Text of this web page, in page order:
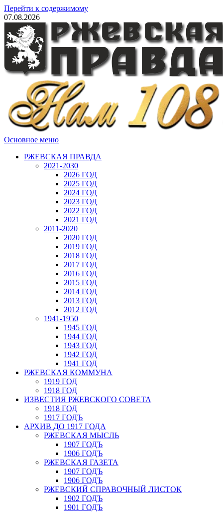
Перейти к содержимому
07.08.2026
Основное меню
РЖЕВСКАЯ ПРАВДА
2021-2030
2026 ГОД
2025 ГОД
2024 ГОД
2023 ГОД
2022 ГОД
2021 ГОД
2011-2020
2020 ГОД
2019 ГОД
2018 ГОД
2017 ГОД
2016 ГОД
2015 ГОД
2014 ГОД
2013 ГОД
2012 ГОД
1941-1950
1945 ГОД
1944 ГОД
1943 ГОД
1942 ГОД
1941 ГОД
РЖЕВСКАЯ КОММУНА
1919 ГОД
1918 ГОД
ИЗВЕСТИЯ РЖЕВСКОГО СОВЕТА
1918 ГОД
1917 ГОДЪ
АРХИВ ДО 1917 ГОДА
РЖЕВСКАЯ МЫСЛЬ
1907 ГОДЪ
1906 ГОДЪ
РЖЕВСКАЯ ГАЗЕТА
1907 ГОДЪ
1906 ГОДЪ
РЖЕВСКИЙ СПРАВОЧНЫЙ ЛИСТОК
1902 ГОДЪ
1901 ГОДЪ